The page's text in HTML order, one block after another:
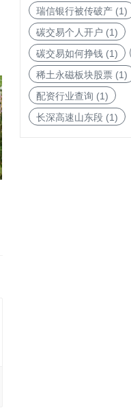
瑞信银行被传破产(1)
碳交易个人开户 (1)
碳交易如何挣钱(1)
稀土永磁板块股票(1)
配资行业查询 (1)
长深高速山东段(1)